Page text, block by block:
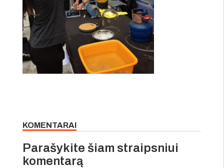
KOMENTARAI
Parašykite šiam straipsniui
komentarą